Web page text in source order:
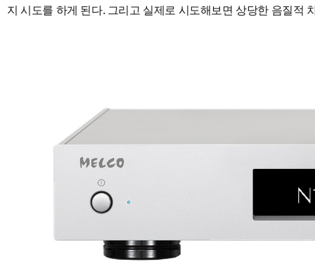
지 시도를 하게 된다. 그리고 실제로 시도해보면 상당한 음질적